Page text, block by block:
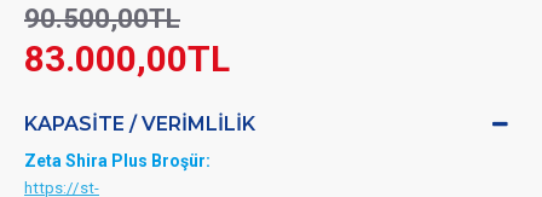
83.000,00TL
90.500,00TL
KAPASITE / VERIMLILIK
Zeta Shira Plus Broşür:
https://st-